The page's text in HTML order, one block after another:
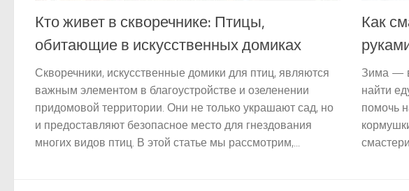
Кто живет в скворечнике: Птицы,
обитающие в искусственных домиках
Скворечники, искусственные домики для птиц, являются
важным элементом в благоустройстве и озеленении
придомовой территории. Они не только украшают сад, но
и предоставляют безопасное место для гнездования
многих видов птиц. В этой статье мы рассмотрим,...
Как
Зима —
найти
помочь